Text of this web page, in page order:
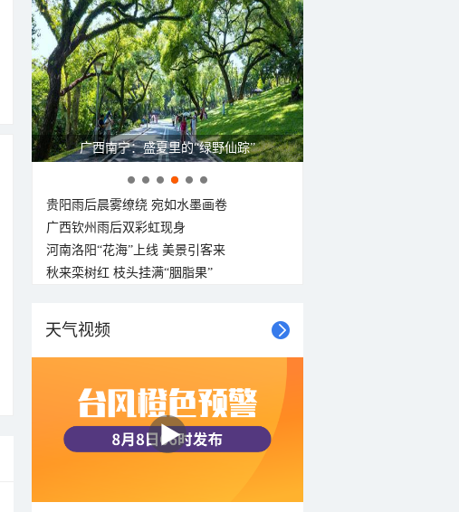
呼伦贝尔草原 藏着最治愈的蓝天白云
贵阳雨后晨雾缭绕 宛如水墨画卷
广西钦州雨后双彩虹现身
河南洛阳“花海”上线 美景引客来
秋来栾树红 枝头挂满“胭脂果”
天气视频